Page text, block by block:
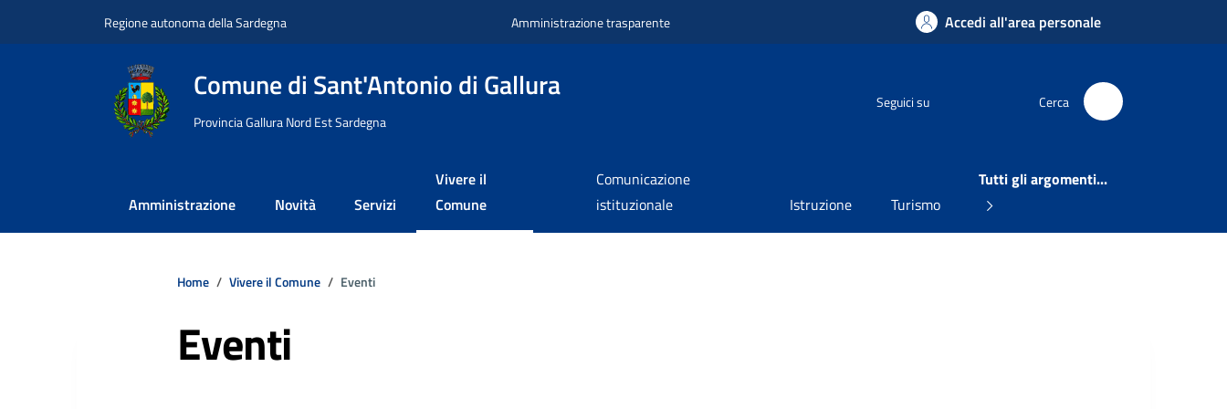
Regione autonoma della Sardegna Amministrazione trasparente Accedi all'area personale
Comune di Sant'Antonio di Gallura
Provincia Gallura Nord Est Sardegna
Seguici su Cerca
Amministrazione Novità Servizi
Vivere il
Comune
Comunicazione
istituzionale
Istruzione Turismo
Tutti gli argomenti...
Home Vivere il Comune Eventi
Eventi